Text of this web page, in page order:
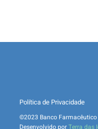
Política de Privacidade
©2023 Banco
Desenvolvido porTerra das